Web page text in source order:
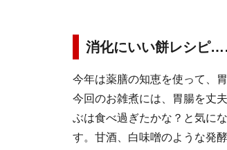
消化にいい餅レシピ
今年は薬膳の知恵を使って、
今回のお雑煮には、胃腸を丈
ぶは食べ過ぎたかな？と気に
す。甘酒、白味噌のような発